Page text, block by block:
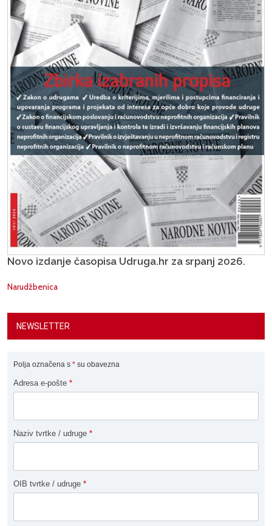
Novo izdanje časopisa Udruga.hr za srpanj 2026.
Narudžbenica
NEWSLETTER
Polja označena s * su obavezna
Adresa e-pošte *
Naziv tvrtke / udruge *
OIB tvrtke / udruge *